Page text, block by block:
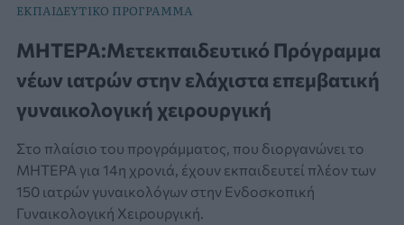
ΕΚΠΑΙΔΕΥΤΙΚΟ ΠΡΟΓΡΑΜΜΑ
ΜΗΤΕΡΑ:Μετεκπαιδευτικό Πρόγραμμα
νέων ιατρών στην ελάχιστα επεμβατική
γυναικολογική χειρουργική
Στο πλαίσιο του προγράμματος, που διοργανώνει το
ΜΗΤΕΡΑ για 14η χρονιά, έχουν εκπαιδευτεί πλέον των
150 ιατρών γυναικολόγων στην Ενδοσκοπική
Γυναικολογική Χειρουργική.